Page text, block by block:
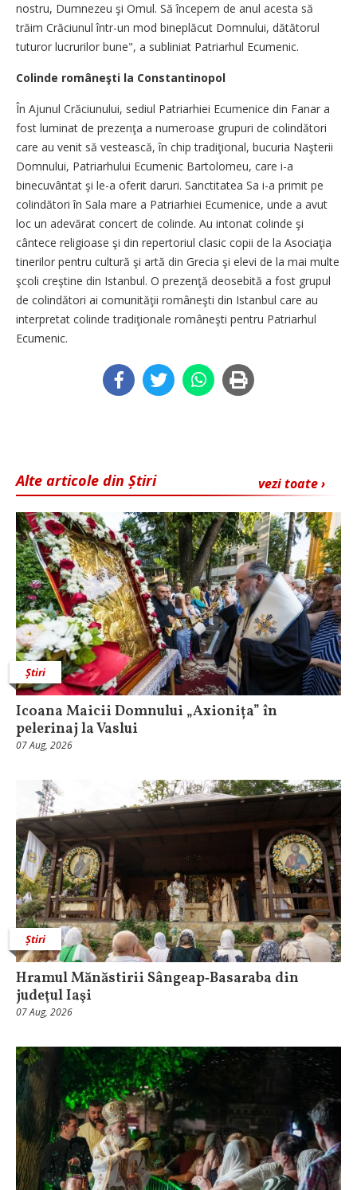
nostru, Dumnezeu şi Omul. Să începem de anul acesta să
trăim Crăciunul într-un mod bineplăcut Domnului, dătătorul
tuturor lucrurilor bune", a subliniat Patriarhul Ecumenic.
Colinde româneşti la Constantinopol
În Ajunul Crăciunului, sediul Patriarhiei Ecumenice din Fanar a
fost luminat de prezenţa a numeroase grupuri de colindători
care au venit să vestească, în chip tradiţional, bucuria Naşterii
Domnului, Patriarhului Ecumenic Bartolomeu, care i-a
binecuvântat şi le-a oferit daruri. Sanctitatea Sa i-a primit pe
colindători în Sala mare a Patriarhiei Ecumenice, unde a avut
loc un adevărat concert de colinde. Au intonat colinde şi
cântece religioase şi din repertoriul clasic copii de la Asociaţia
tinerilor pentru cultură şi artă din Grecia şi elevi de la mai multe
şcoli creştine din Istanbul. O prezenţă deosebită a fost grupul
de colindători ai comunităţii româneşti din Istanbul care au
interpretat colinde tradiţionale româneşti pentru Patriarhul
Ecumenic.
vezi toate ›
Alte articole din Știri
Știri
Icoana Maicii Domnului „Axionița” în
pelerinaj la Vaslui
07 Aug, 2026
Știri
Hramul Mănăstirii Sângeap‑Basaraba din
judeţul Iaşi
07 Aug, 2026